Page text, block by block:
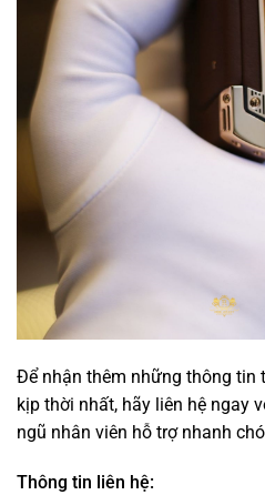
Để nhận thêm những thông tin
kịp thời nhất, hãy liên hệ ngay
ngũ nhân viên hỗ trợ nhanh
Thông tin liên hệ: